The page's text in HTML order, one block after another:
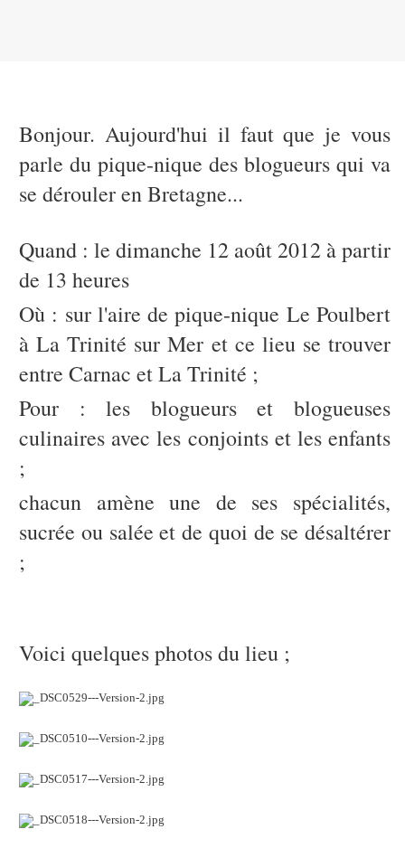
Bonjour. Aujourd'hui il faut que je vous
parle du pique-nique des blogueurs qui va
se dérouler en Bretagne...
Quand : le dimanche 12 août 2012 à partir
de 13 heures
Où : sur l'aire de pique-nique Le Poulbert
à La Trinité sur Mer et ce lieu se trouver
entre Carnac et La Trinité ;
Pour : les blogueurs et blogueuses
culinaires avec les conjoints et les enfants
;
chacun amène une de ses spécialités,
sucrée ou salée et de quoi de se désaltérer
;
Voici quelques photos du lieu ;